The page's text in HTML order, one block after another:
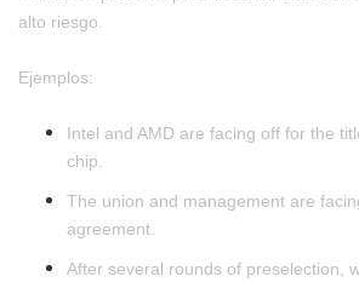
alto riesgo.
Ejemplos:
Intel and AMD are facing off for the
chip.
The union and management are
agreement.
After several rounds of preselection,